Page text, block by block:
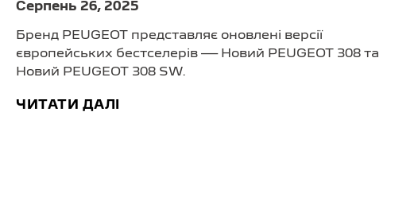
Серпень 26, 2025
Бренд PEUGEOT представляє оновлені версії
європейських бестселерів — Новий PEUGEOT 308 та
Новий PEUGEOT 308 SW.
ЧИТАТИ ДАЛІ